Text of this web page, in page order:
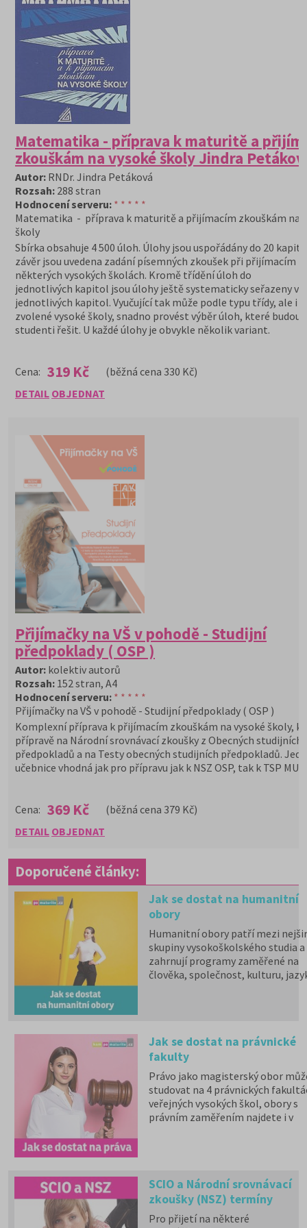
Matematika - příprava k maturitě a
zkouškám na vysoké školy Jindra
Autor: RNDr. Jindra Petáková
Rozsah: 288 stran
Hodnocení serveru: * * * * *
Matematika - příprava k maturitě a přijímacím zkouškám na
školy
Sbírka obsahuje 4 500 úloh. Úlohy jsou uspořádány do 20
závěr jsou uvedena zadání písemných zkoušek při přijímacím
některých vysokých školách. Kromě třídění úloh do
jednotlivých kapitol jsou úlohy ještě systematicky seřazeny v
jednotlivých kapitol. Vyučující tak může podle typu třídy, ale i
zvolené vysoké školy, snadno provést výběr úloh, které budou
studenti řešit. U každé úlohy je obvykle několik variant.
Cena: 319 Kč
(běžná cena 330 Kč)
DETAIL OBJEDNAT
Přijímačky na VŠ v pohodě - Studijní
předpoklady ( OSP )
Autor: kolektiv autorů
Rozsah: 152 stran, A4
Hodnocení serveru: * * * * *
Přijímačky na VŠ v pohodě - Studijní předpoklady ( OSP )
Komplexní příprava k přijímacím zkouškám na vysoké školy, k
přípravě na Národní srovnávací zkoušky z Obecných studijních
předpokladů a na Testy obecných studijních předpokladů.
učebnice vhodná jak pro přípravu jak k NSZ OSP, tak k TSP MU.
Cena: 369 Kč
(běžná cena 379 Kč)
DETAIL OBJEDNAT
Doporučené články:
Jak se dostat na humanitní
obory
Humanitní obory patří mezi
skupiny vysokoškolského studia a
zahrnují programy zaměřené na
člověka, společnost, kulturu,
vědy, filologii, pedagogiku,
informační studia a knihovnictví,
překladatelství a tlumočnictví,
obecnou teorii a dějiny umění a
kultury a další programy a obory
studovat na 59 fakultách
vysokých škol. Humanitní obory
fakultách, dvou institutech a
ústavu, a téměř na všech
vysokých školách od uměleckých
po ekonomické či technické.
Jak se dostat na právnické
fakulty
Právo jako magisterský obor
studovat na 4 právnických
veřejných vysokých škol, obory s
právním zaměřením najdete i v
vyšší odborné školy, které také
otevírají právně zaměřené obory.
🎓 Chystáte se na přijímačky na
SCIO a Národní srovnávací
zkoušky (NSZ) termíny
pro 2025/26
Pro přijetí na některé